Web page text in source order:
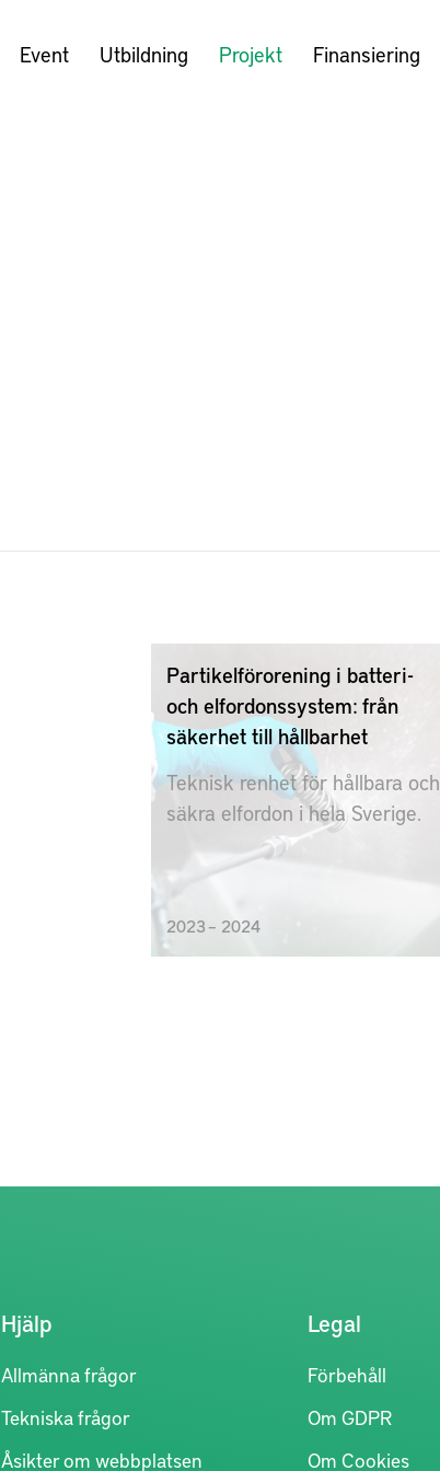
Event Utbildning Projekt Finansiering
Partikelförorening i batteri-
och elfordonssystem: från
säkerhet till hållbarhet
Teknisk renhet för hållbara och
säkra elfordon i hela Sverige.
2023 – 2024
Hjälp
Allmänna frågor
Tekniska frågor
Åsikter om webbplatsen
Legal
Förbehåll
Om GDPR
Om Cookies